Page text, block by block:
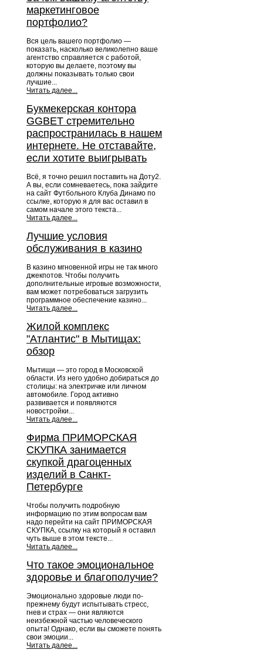
маркетинговое
портфолио?
Вся цель вашего портфолио —
показать, насколько великолепно ваше
агентство справляется с работой,
которую вы делаете, поэтому вы
должны показывать только свои
лучшие...
Читать далее...
Букмекерская контора
GGBET стремительно
распространилась в нашем
интернете. Не отставайте,
если хотите выигрывать
Всё, я точно решил поставить на Доту2.
А вы, если сомневаетесь, пока зайдите
на сайт Футбольного Клуба Динамо по
ссылке, которую я для вас оставил в
самом начале этого текста...
Читать далее...
Лучшие условия
обслуживания в казино
В казино мгновенной игры не так много
джекпотов. Чтобы получить
дополнительные игровые возможности,
вам может потребоваться загрузить
программное обеспечение казино...
Читать далее...
Жилой комплекс
"Атлантис" в Мытищах:
обзор
Мытищи — это город в Московской
области. Из него удобно добираться до
столицы: на электричке или личном
автомобиле. Город активно
развивается и появляются
новостройки...
Читать далее...
Фирма ПРИМОРСКАЯ
СКУПКА занимается
скупкой драгоценных
изделий в Санкт-
Петербурге
Чтобы получить подробную
информацию по этим вопросам вам
надо перейти на сайт ПРИМОРСКАЯ
СКУПКА, ссылку на который я оставил
чуть выше в этом тексте...
Читать далее...
Что такое эмоциональное
здоровье и благополучие?
Эмоционально здоровые люди по-
прежнему будут испытывать стресс,
гнев и страх — они являются
неизбежной частью человеческого
опыта! Однако, если вы сможете понять
свои эмоции...
Читать далее...